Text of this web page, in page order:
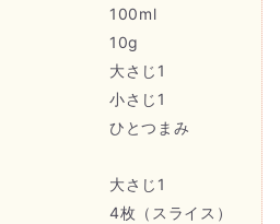
100ml
10g
大さじ1
小さじ1
ひとつまみ
大さじ1
4枚（スライス）